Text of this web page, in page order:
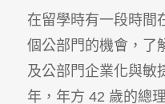
在留學時有一段時間
個公部門的機會，了
及公部門企業化與敏
年，年方 42 歲的總